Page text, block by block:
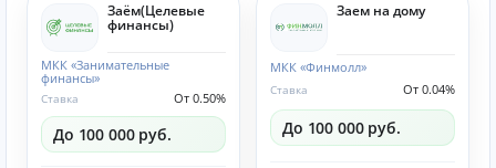
Заём(Целевые
финансы)
МКК «Занимательные
финансы»
От 0.50%
Ставка
До 100 000 руб.
Заем на дому
МКК «Финмолл»
От 0.04%
Ставка
До 100 000 руб.